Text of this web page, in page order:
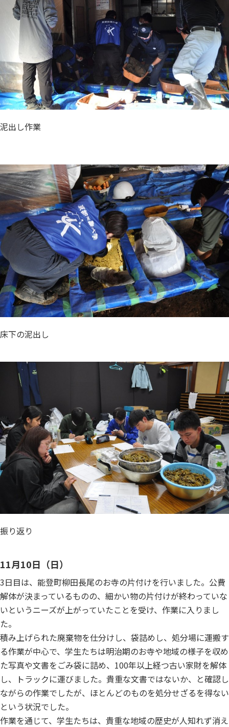
泥出し作業
床下の泥出し
振り返り
11月10日（日）
3日目は、能登町柳田長尾のお寺の片付けを行いました。公費
解体が決まっているものの、細かい物の片付けが終わっていな
いというニーズが上がっていたことを受け、作業に入りまし
た。
積み上げられた廃棄物を仕分けし、袋詰めし、処分場に運搬す
る作業が中心で、学生たちは明治期のお寺や地域の様子を収め
た写真や文書をごみ袋に詰め、100年以上経つ古い家財を解体
し、トラックに運びました。貴重な文書ではないか、と確認し
ながらの作業でしたが、ほとんどのものを処分せざるを得ない
という状況でした。
作業を通じて、学生たちは、貴重な地域の歴史が人知れず消え